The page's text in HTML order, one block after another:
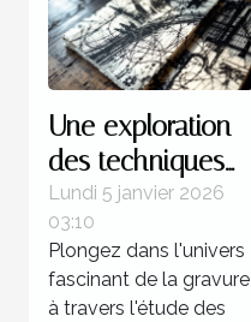
Une exploration
des techniques
de gravure
utilisées dans les
séries célèbres de
Picasso
Lundi 5 janvier 2026
03:10
Plongez dans l'univers
fascinant de la gravure
à travers l'étude des